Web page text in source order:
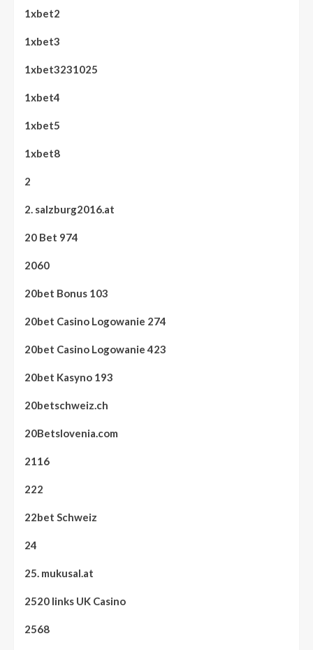
1xbet2
1xbet3
1xbet3231025
1xbet4
1xbet5
1xbet8
2
2. salzburg2016.at
20 Bet 974
2060
20bet Bonus 103
20bet Casino Logowanie 274
20bet Casino Logowanie 423
20bet Kasyno 193
20betschweiz.ch
20Betslovenia.com
2116
222
22bet Schweiz
24
25. mukusal.at
2520 links UK Casino
2568